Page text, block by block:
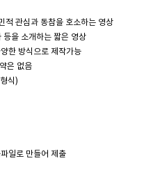
적 관심과 동참을 호소하는 영상
을 소개하는 짧은 영상
한 방식으로 제작가능
은 없음
식)
일로 만들어 제출